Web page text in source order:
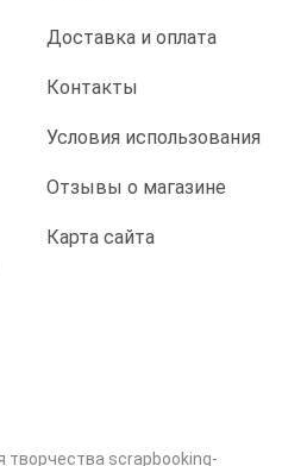
Доставка и оплата
Контакты
Условия использования
Отзывы о магазине
Карта сайта
творчества scrapbooking-